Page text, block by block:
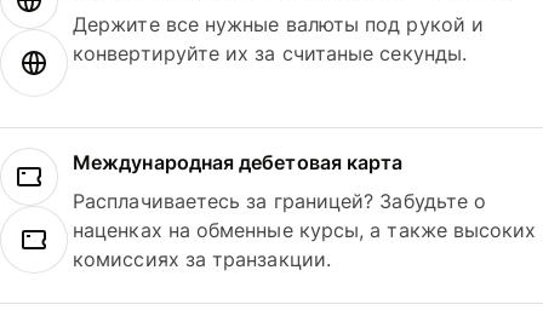
Держите все нужные валюты под рукой и
конвертируйте их за считаные секунды.
Международная дебетовая карта
Расплачиваетесь за границей? Забудьте о
наценках на обменные курсы, а также высоких
комиссиях за транзакции.